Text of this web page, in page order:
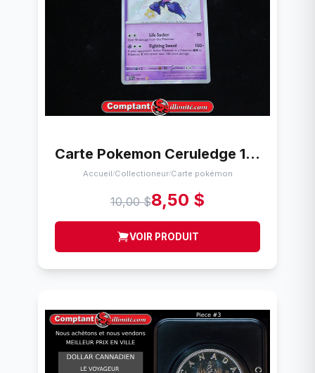
Carte Pokemon Ceruledge 161/091 Cartes
Accueil/Collectioneur/Carte pokémon
10,00 $8,50 $
VOIR PRODUIT